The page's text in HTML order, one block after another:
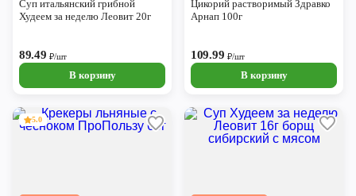
Суп итальянский грибной
Худеем за неделю Леовит 20г
89.49₽/шт
В корзину
Цикорий растворимый Здравко
Арнап 100г
109.99 ₽/шт
В корзину
5.0